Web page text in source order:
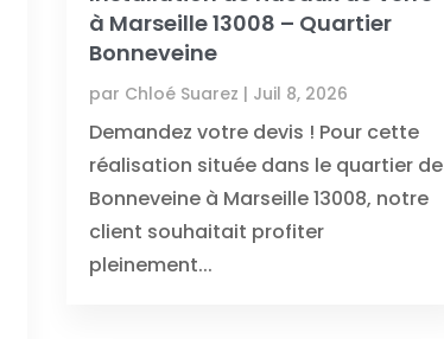
à Marseille 13008 – Quartier
Bonneveine
par Chloé Suarez | Juil 8, 2026
Demandez votre devis ! Pour cette
réalisation située dans le quartier de
Bonneveine à Marseille 13008, notre
client souhaitait profiter
pleinement...